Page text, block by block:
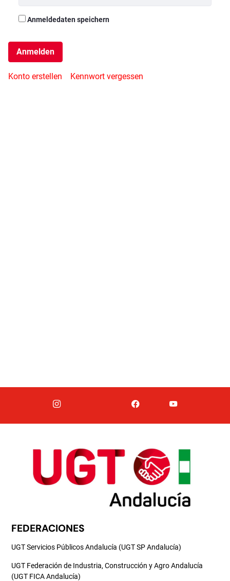
Anmeldedaten speichern
Anmelden
Konto erstellen Kennwort vergessen
FEDERACIONES
UGT Servicios Públicos Andalucía (UGT SP Andalucía)
UGT Federación de Industria, Construcción y Agro Andalucía
(UGT FICA Andalucía)